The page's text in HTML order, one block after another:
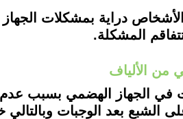
دراية بمشكلات
المشكلة.
من الألياف
على الشبع بعد الوجبات